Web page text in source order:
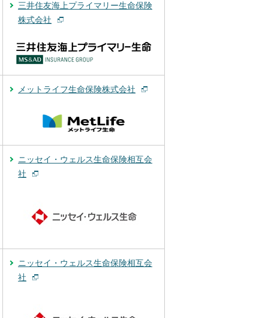
三井住友海上プライマリー生命保険
株式会社
メットライフ生命保険株式会社
ニッセイ・ウェルス生命保険相互会
社
ニッセイ・ウェルス生命保険相互会
社